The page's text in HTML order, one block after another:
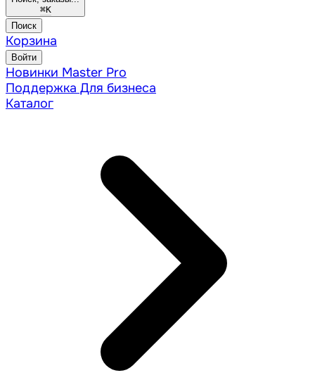
⌘K
Поиск
Корзина
Войти
Новинки Master Pro
Поддержка Для бизнеса
Каталог